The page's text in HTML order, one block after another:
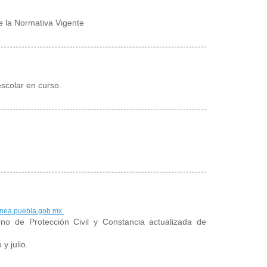
la Normativa Vigente
en curso.
de Protección Civil y Constancia actualizada de
julio.